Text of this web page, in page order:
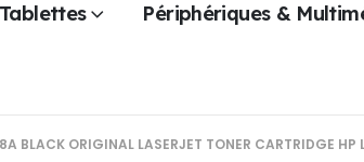
Périphériques &
BLACK ORIGINAL LASERJET TONER CARTRIDGE